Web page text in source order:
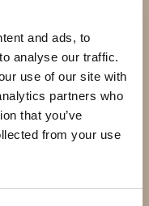
and ads, to
analyse our traffic.
use of our site with
partners who
that you’ve
from your use